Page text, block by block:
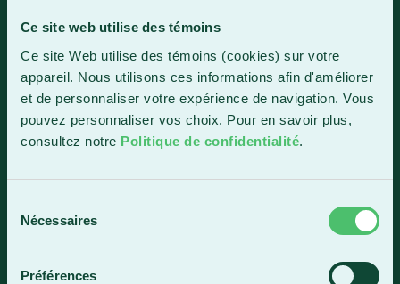
Ce site web utilise des témoins
Ce site Web utilise des témoins (cookies) sur votre
appareil. Nous utilisons ces informations afin d'améliorer
et de personnaliser votre expérience de navigation. Vous
pouvez personnaliser vos choix. Pour en savoir plus,
consultez notre Politique de confidentialité.
Nécessaires
Préférences
Sainte-Marie
1150, boul. Vachon Nord
Sainte-Marie (Québec) G6E 0R1
Horaire de la réception
Lundi-vendredi : 7 h 30 à 15 h 30
418 387-8896
Lac-Mégantic
Lac-Mégantic (Québec) G6B 3B4